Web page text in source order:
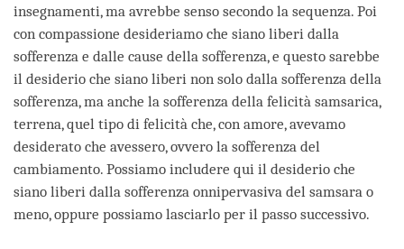
insegnamenti, ma avrebbe senso secondo la sequenza. Poi
con compassione desideriamo che siano liberi dalla
sofferenza e dalle cause della sofferenza, e questo sarebbe
il desiderio che siano liberi non solo dalla sofferenza della
sofferenza, ma anche la sofferenza della felicità samsarica,
terrena, quel tipo di felicità che, con amore, avevamo
desiderato che avessero, ovvero la sofferenza del
cambiamento. Possiamo includere qui il desiderio che
siano liberi dalla sofferenza onnipervasiva del samsara o
meno, oppure possiamo lasciarlo per il passo successivo.